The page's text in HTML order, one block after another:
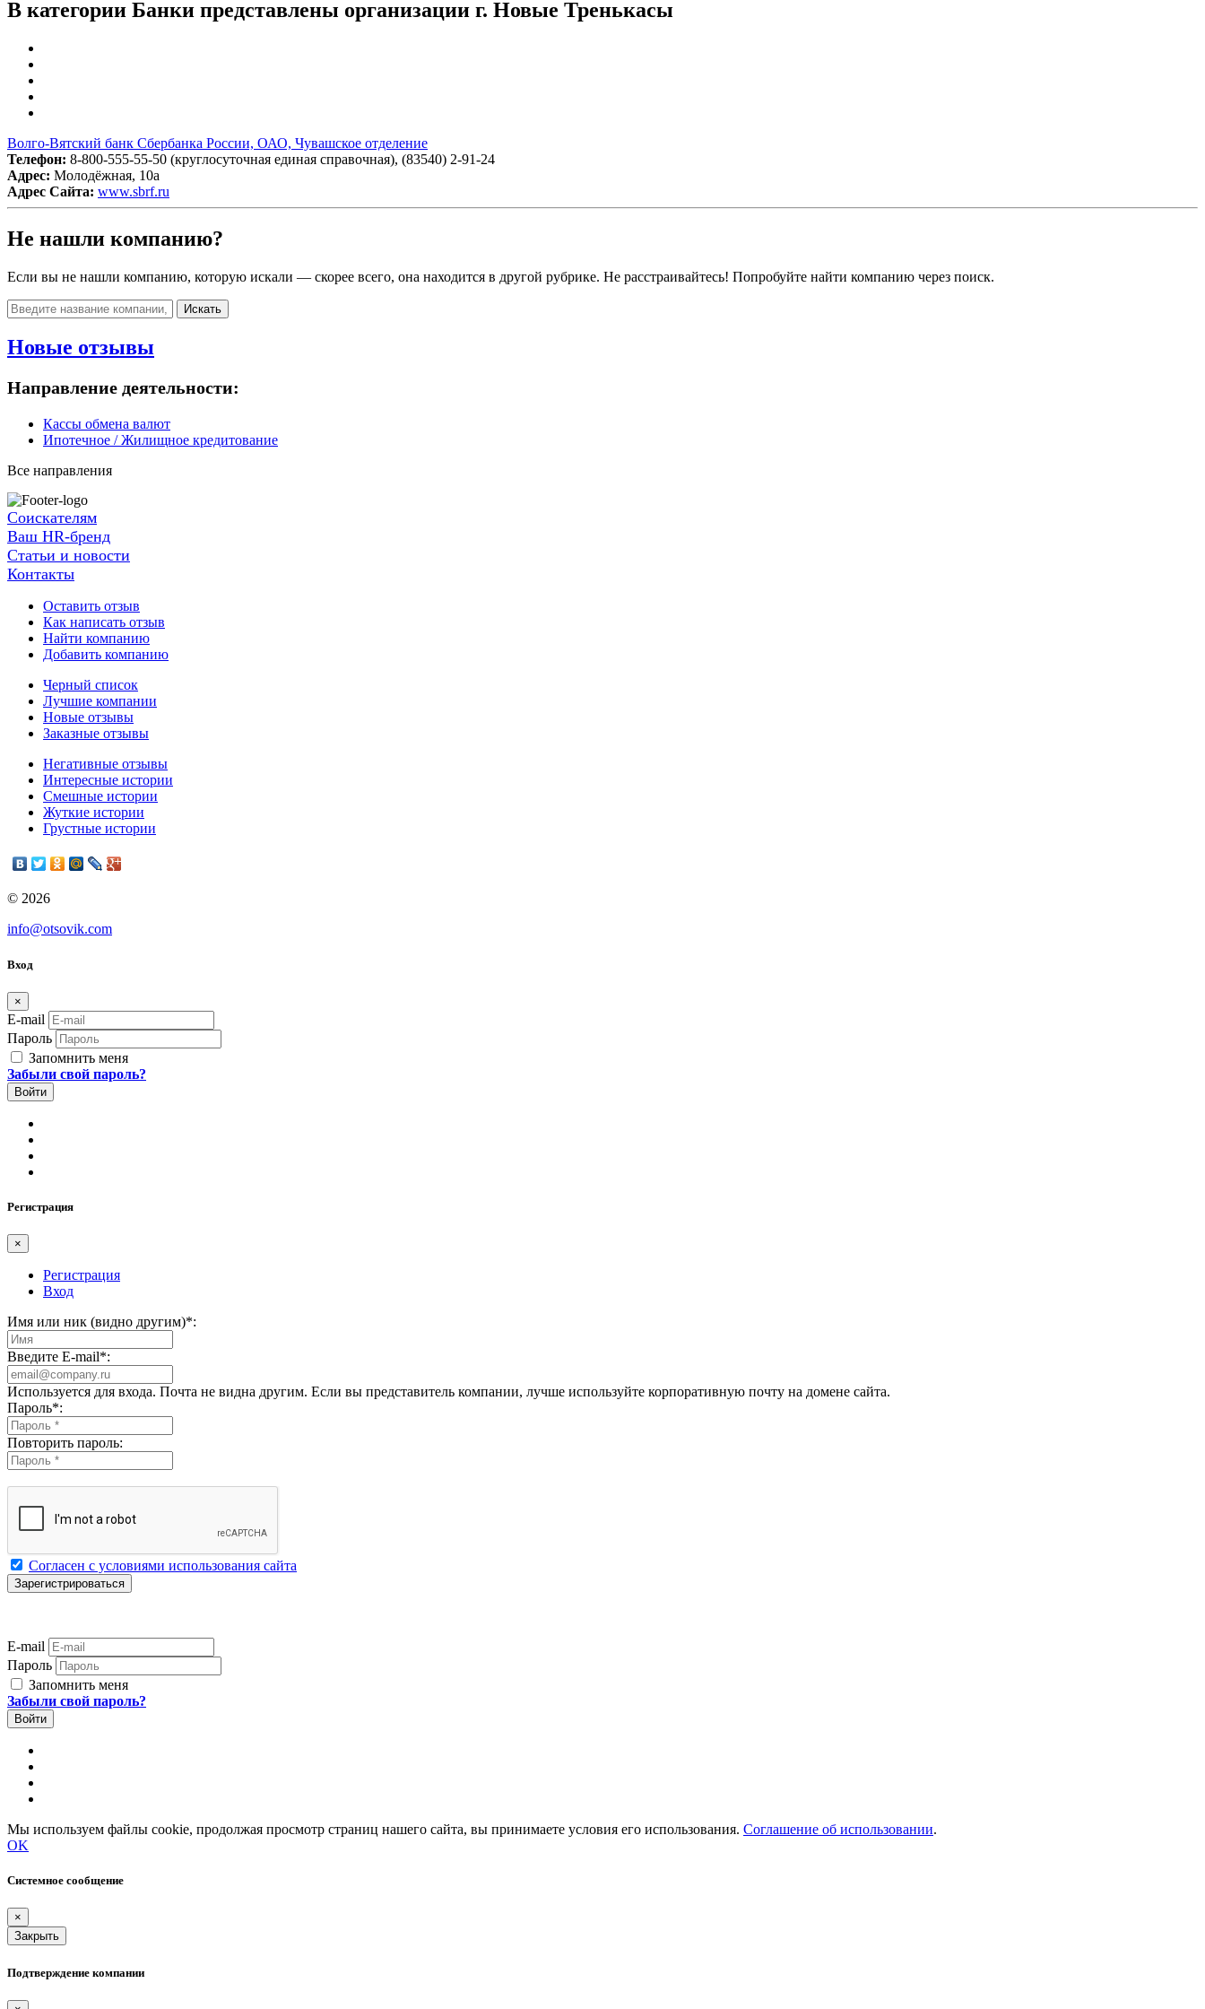
В категории Банки представлены организации г. Новые Тренькасы
Волго-Вятский банк Сбербанка России, ОАО, Чувашское отделение
Телефон: 8-800-555-55-50 (круглосуточная единая справочная), (83540) 2-91-24
Адрес: Молодёжная, 10а
Адрес Сайта: www.sbrf.ru
Не нашли компанию?
Если вы не нашли компанию, которую искали — скорее всего, она находится в другой рубрике. Не расстраивайтесь! Попробуйте найти компанию через поиск.
Искать
Новые отзывы
Направление деятельности:
Кассы обмена валют
Ипотечное / Жилищное кредитование
Все направления
Соискателям
Ваш HR-бренд
Статьи и новости
Контакты
Оставить отзыв
Как написать отзыв
Найти компанию
Добавить компанию
Черный список
Лучшие компании
Новые отзывы
Заказные отзывы
Негативные отзывы
Интересные истории
Смешные истории
Жуткие истории
Грустные истории
© 2026
info@otsovik.com
Вход
×
E-mail
Пароль
Запомнить меня
Забыли свой пароль?
Регистрация
×
Регистрация
Вход
Имя или ник (видно другим)*:
Введите E-mail*:
Используется для входа. Почта не видна другим. Если вы представитель компании, лучше используйте корпоративную почту на домене сайта.
Пароль*:
Повторить пароль:
Согласен с условиями использования сайта
E-mail
Пароль
Запомнить меня
Забыли свой пароль?
Мы используем файлы cookie, продолжая просмотр страниц нашего сайта, вы принимаете условия его использования. Соглашение об использовании.
OK
Системное сообщение
×
Закрыть
Подтверждение компании